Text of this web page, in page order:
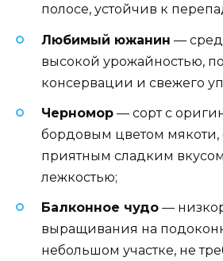
полосе, устойчив к
Любимый южанин —
высокой урожайностью,
консервации и свежего
Черномор — сорт с
бордовым цветом мякоти,
приятным сладким
лежкостью;
Балконное чудо —
выращивания на
небольшом участке, не